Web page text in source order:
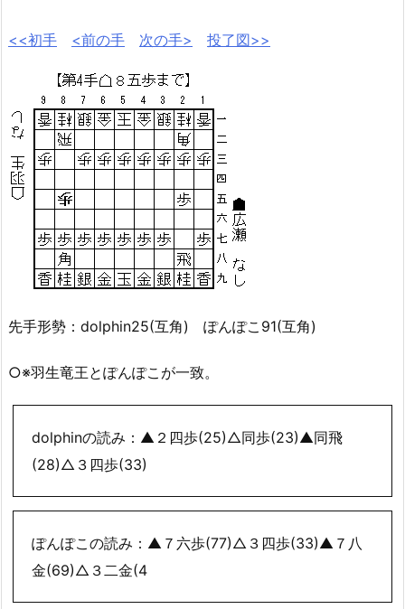
<<初手 <前の手 次の手> 投了図>>
先手形勢：dolphin25(互角) ぽんぽこ91(互角)
○※羽生竜王とぽんぽこが一致。
dolphinの読み：▲２四歩(25)△同歩(23)▲同飛
(28)△３四歩(33)
ぽんぽこの読み：▲７六歩(77)△３四歩(33)▲７八
金(69)△３二金(4